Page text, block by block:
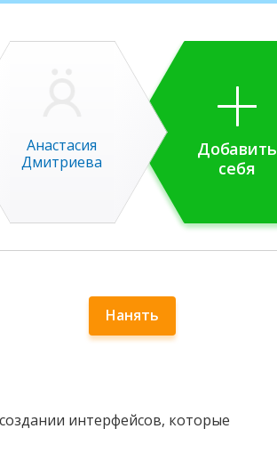
Добавить
себя
Анастасия
Дмитриева
Нанять
интерфейсов, которые